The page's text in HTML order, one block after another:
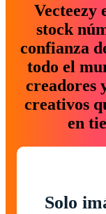
Vecteezy
stock
confianza
todo el
creadores
creativos
en
Solo